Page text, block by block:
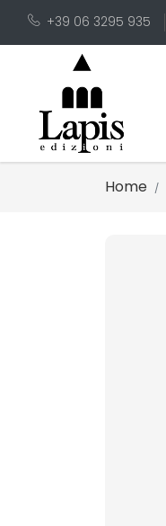
+39 06 3295 935
Home